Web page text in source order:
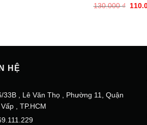
130.000₫ Giá
HỆ
33B , Lê Văn Thọ , Phường 11, Quận
, TP.HCM